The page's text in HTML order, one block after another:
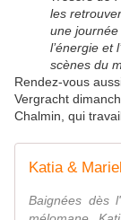
les
une
l’énergie et
scènes du
Rendez-vous
Vergracht
Chalmin, qui
Baignées dès